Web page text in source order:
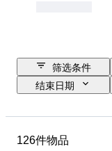
筛选条件
结束日期
时期
126件物品